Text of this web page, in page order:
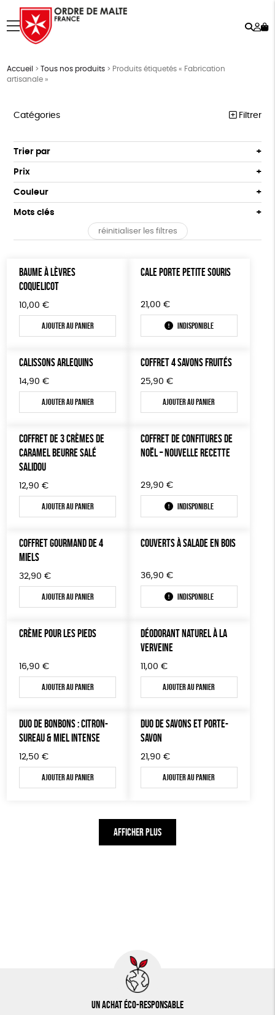
menu
Accueil >Tous nos produits > Produits étiquetés « Fabrication
artisanale »
Catégories Filtrer
NOTRE COLLECTION
ACCESSOIRES
MAISON
BIEN-ÊTRE
ÉPICERIE
LIVRES
JEUX
Trier par
Par défaut
Popularité
Prix : du - cher au + cher
Prix : du + cher au - cher
Prix
Tous
0 € - 50 €
Plus de 200€
Couleur
Blanc Pur
violet
Mots clés
Biodégradable Cosme Bio
Textile Bio
Agriculture Biologique Fairtrade
réinitialiser les filtres
BAUME À LÈVRES
COQUELICOT
10,00 €
Ajouter au panier
CALE PORTE PETITE SOURIS
21,00 €
Indisponible
CALISSONS ARLEQUINS
14,90 €
Ajouter au panier
COFFRET 4 SAVONS FRUITÉS
25,90 €
Ajouter au panier
COFFRET DE 3 CRÈMES DE
CARAMEL BEURRE SALÉ
SALIDOU
12,90 €
Ajouter au panier
COFFRET DE CONFITURES DE
NOËL – NOUVELLE RECETTE
29,90 €
Indisponible
COFFRET GOURMAND DE 4
MIELS
32,90 €
Ajouter au panier
COUVERTS À SALADE EN BOIS
36,90 €
Indisponible
CRÈME POUR LES PIEDS
16,90 €
Ajouter au panier
DÉODORANT NATUREL À LA
VERVEINE
11,00 €
Ajouter au panier
DUO DE BONBONS : CITRON-
SUREAU & MIEL INTENSE
12,50 €
Ajouter au panier
DUO DE SAVONS ET PORTE-
SAVON
21,90 €
Ajouter au panier
AFFICHER PLUS
Un achat éco-responsable